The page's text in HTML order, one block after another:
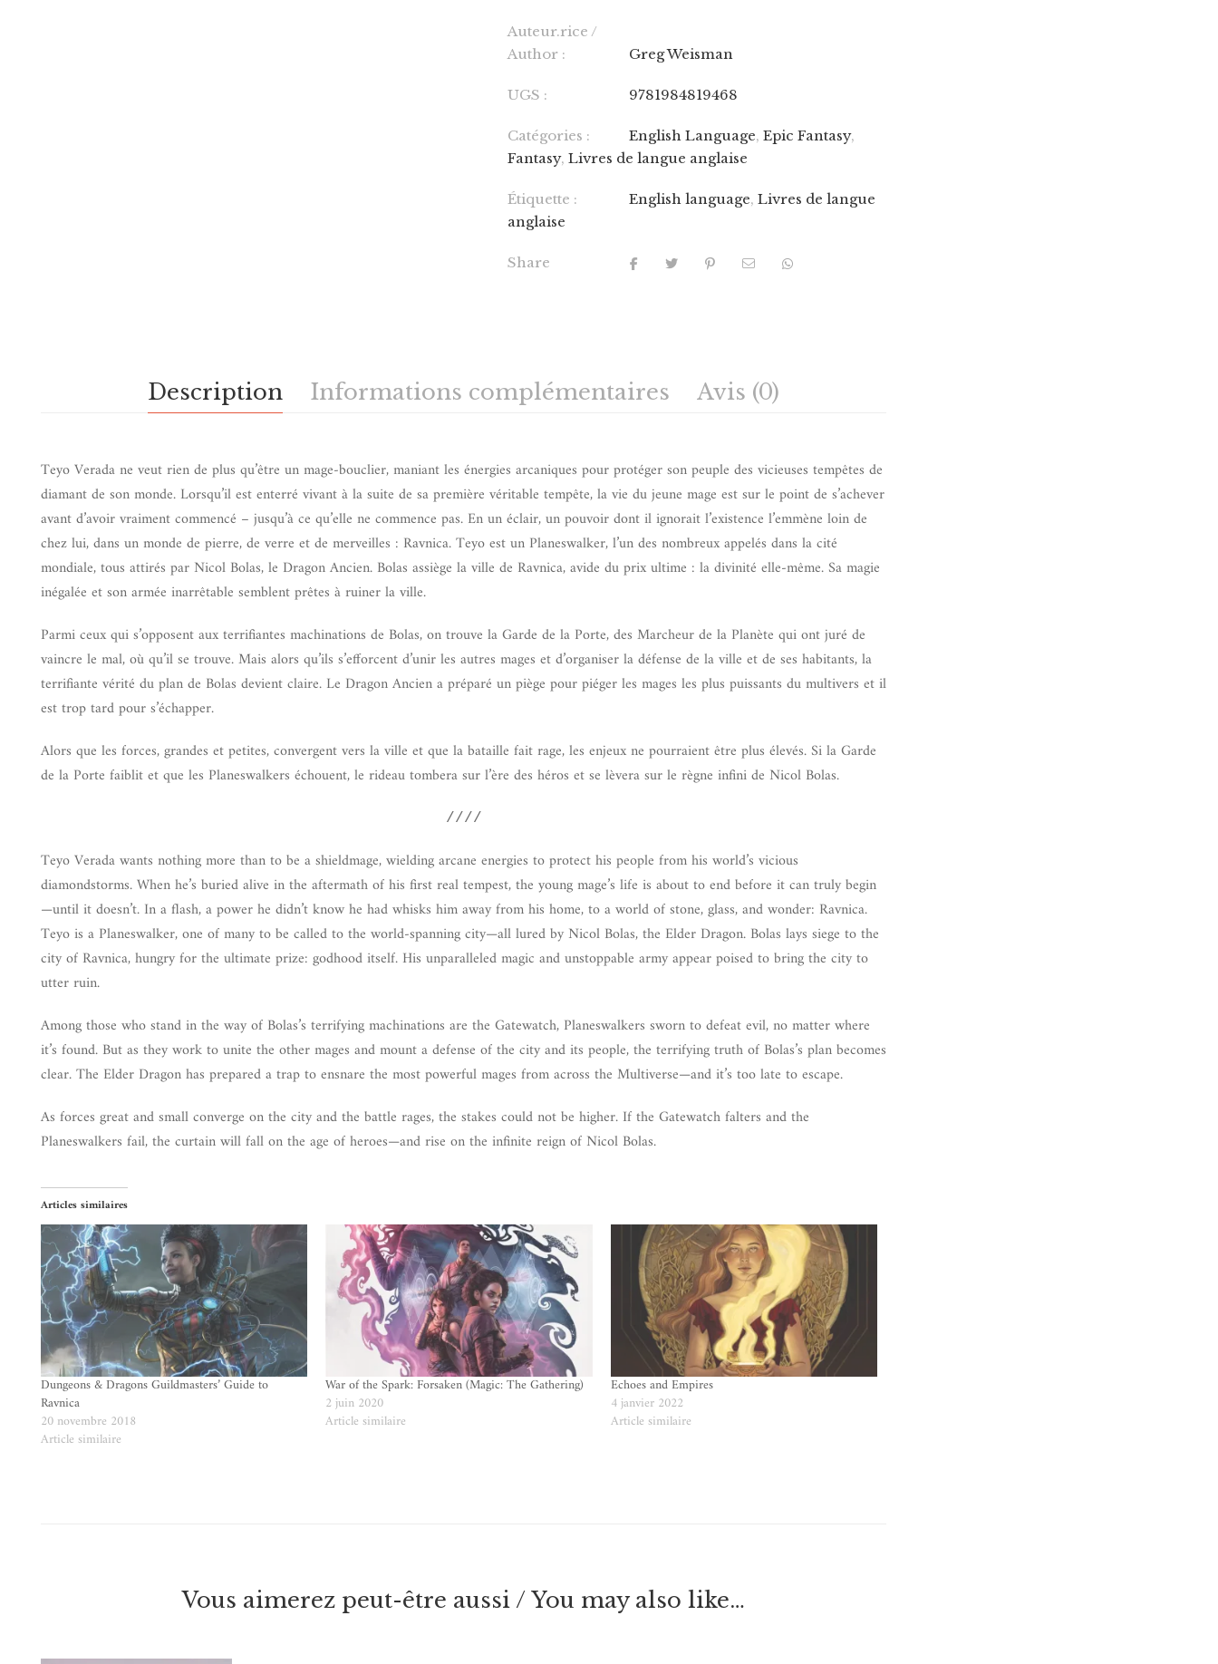
Auteur.rice /
Author :
Greg Weisman
UGS : 9781984819468
Catégories : English Language,Epic Fantasy,
Fantasy,Livres de langue anglaise
Étiquette : English language,Livres de langue
anglaise
Share
Description Informations complémentaires Avis (0)
Teyo Verada ne veut rien de plus qu’être un mage-bouclier, maniant les énergies arcaniques pour protéger son peuple des vicieuses tempêtes de
diamant de son monde. Lorsqu’il est enterré vivant à la suite de sa première véritable tempête, la vie du jeune mage est sur le point de s’achever
avant d’avoir vraiment commencé – jusqu’à ce qu’elle ne commence pas. En un éclair, un pouvoir dont il ignorait l’existence l’emmène loin de
chez lui, dans un monde de pierre, de verre et de merveilles : Ravnica. Teyo est un Planeswalker, l’un des nombreux appelés dans la cité
mondiale, tous attirés par Nicol Bolas, le Dragon Ancien. Bolas assiège la ville de Ravnica, avide du prix ultime : la divinité elle-même. Sa magie
inégalée et son armée inarrêtable semblent prêtes à ruiner la ville.
Parmi ceux qui s’opposent aux terrifiantes machinations de Bolas, on trouve la Garde de la Porte, des Marcheur de la Planète qui ont juré de
vaincre le mal, où qu’il se trouve. Mais alors qu’ils s’efforcent d’unir les autres mages et d’organiser la défense de la ville et de ses habitants, la
terrifiante vérité du plan de Bolas devient claire. Le Dragon Ancien a préparé un piège pour piéger les mages les plus puissants du multivers et il
est trop tard pour s’échapper.
Alors que les forces, grandes et petites, convergent vers la ville et que la bataille fait rage, les enjeux ne pourraient être plus élevés. Si la Garde
de la Porte faiblit et que les Planeswalkers échouent, le rideau tombera sur l’ère des héros et se lèvera sur le règne infini de Nicol Bolas.
////
Teyo Verada wants nothing more than to be a shieldmage, wielding arcane energies to protect his people from his world’s vicious
diamondstorms. When he’s buried alive in the aftermath of his first real tempest, the young mage’s life is about to end before it can truly begin
—until it doesn’t. In a flash, a power he didn’t know he had whisks him away from his home, to a world of stone, glass, and wonder: Ravnica.
Teyo is a Planeswalker, one of many to be called to the world-spanning city—all lured by Nicol Bolas, the Elder Dragon. Bolas lays siege to the
city of Ravnica, hungry for the ultimate prize: godhood itself. His unparalleled magic and unstoppable army appear poised to bring the city to
utter ruin.
Among those who stand in the way of Bolas’s terrifying machinations are the Gatewatch, Planeswalkers sworn to defeat evil, no matter where
it’s found. But as they work to unite the other mages and mount a defense of the city and its people, the terrifying truth of Bolas’s plan becomes
clear. The Elder Dragon has prepared a trap to ensnare the most powerful mages from across the Multiverse—and it’s too late to escape.
As forces great and small converge on the city and the battle rages, the stakes could not be higher. If the Gatewatch falters and the
Planeswalkers fail, the curtain will fall on the age of heroes—and rise on the infinite reign of Nicol Bolas.
Articles similaires
Dungeons & Dragons Guildmasters’ Guide to
Ravnica
20 novembre 2018
Article similaire
War of the Spark: Forsaken (Magic: The Gathering)
2 juin 2020
Article similaire
Echoes and Empires
4 janvier 2022
Article similaire
Vous aimerez peut-être aussi / You may also like…